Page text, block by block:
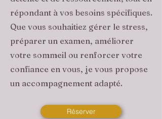
répondant à vos besoins spécifiques.
Que vous souhaitiez gérer le stress,
préparer un examen, améliorer
votre sommeil ou renforcer votre
confiance en vous, je vous propose
un accompagnement adapté.
Réserver